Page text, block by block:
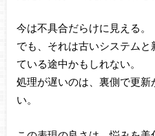
今は不具合だらけに見える。
でも、それは古いシステム
ている途中かもしれない。
処理が遅いのは、裏側で更
い。